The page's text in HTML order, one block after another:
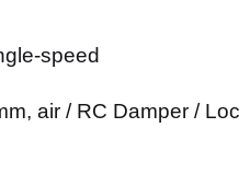
speed
air / RC Damper /